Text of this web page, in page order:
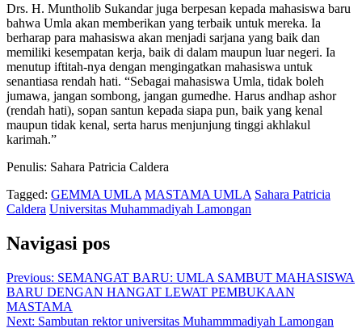
Drs. H. Muntholib Sukandar juga berpesan kepada mahasiswa baru
bahwa Umla akan memberikan yang terbaik untuk mereka. Ia
berharap para mahasiswa akan menjadi sarjana yang baik dan
memiliki kesempatan kerja, baik di dalam maupun luar negeri. Ia
menutup iftitah-nya dengan mengingatkan mahasiswa untuk
senantiasa rendah hati. “Sebagai mahasiswa Umla, tidak boleh
jumawa, jangan sombong, jangan gumedhe. Harus andhap ashor
(rendah hati), sopan santun kepada siapa pun, baik yang kenal
maupun tidak kenal, serta harus menjunjung tinggi akhlakul
karimah.”
Penulis: Sahara Patricia Caldera
Tagged: GEMMA UMLA MASTAMA UMLA Sahara Patricia
Caldera Universitas Muhammadiyah Lamongan
Navigasi pos
Previous: SEMANGAT BARU: UMLA SAMBUT MAHASISWA
BARU DENGAN HANGAT LEWAT PEMBUKAAN
MASTAMA
Next: Sambutan rektor universitas Muhammmadiyah Lamongan